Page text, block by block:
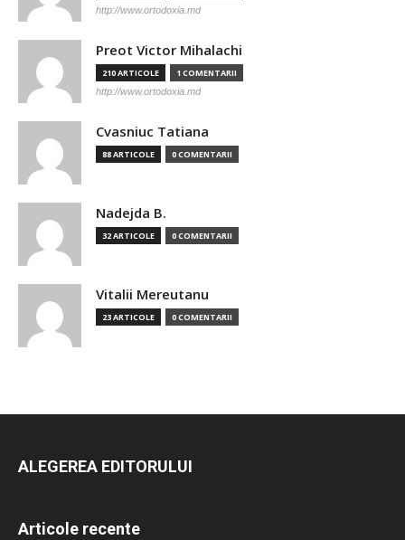
http://www.ortodoxia.md
Preot Victor Mihalachi
210 ARTICOLE 1 COMENTARII
http://www.ortodoxia.md
Cvasniuc Tatiana
88 ARTICOLE 0 COMENTARII
Nadejda B.
32 ARTICOLE 0 COMENTARII
Vitalii Mereutanu
23 ARTICOLE 0 COMENTARII
ALEGEREA EDITORULUI
Articole recente